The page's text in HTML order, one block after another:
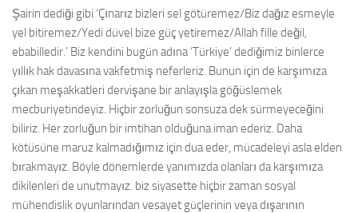
Şairin dediği gibi ‘Çınarız bizleri sel götüremez/Biz dağız esmeyle
yel bitiremez/Yedi düvel bize güç yetiremez/Allah fille değil,
ebabilledir.’ Biz kendini bugün adına ‘Türkiye’ dediğimiz binlerce
yıllık hak davasına vakfetmiş neferleriz. Bunun için de karşımıza
çıkan meşakkatleri dervişane bir anlayışla göğüslemek
mecburiyetindeyiz. Hiçbir zorluğun sonsuza dek sürmeyeceğini
biliriz. Her zorluğun bir imtihan olduğuna iman ederiz. Daha
kötüsüne maruz kalmadığımız için dua eder, mücadeleyi asla elden
bırakmayız. Böyle dönemlerde yanımızda olanları da karşımıza
dikilenleri de unutmayız. biz siyasette hiçbir zaman sosyal
mühendislik oyunlarından vesayet güçlerinin veya dışarının